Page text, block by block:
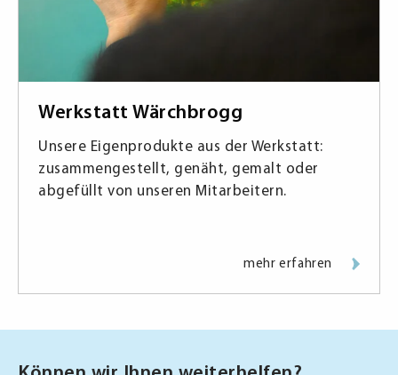
Werkstatt Wärchbrogg
Unsere Eigenprodukte aus der Werkstatt:
zusammengestellt, genäht, gemalt oder
abgefüllt von unseren Mitarbeitern.
mehr erfahren